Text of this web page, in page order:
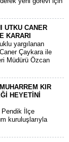
UTKU CANER
KARARI
yargılanan
Çaykara ile
Müdürü Özcan
KIR
HEYETİNİ
Pendik İlçe
kuruluşlarıyla